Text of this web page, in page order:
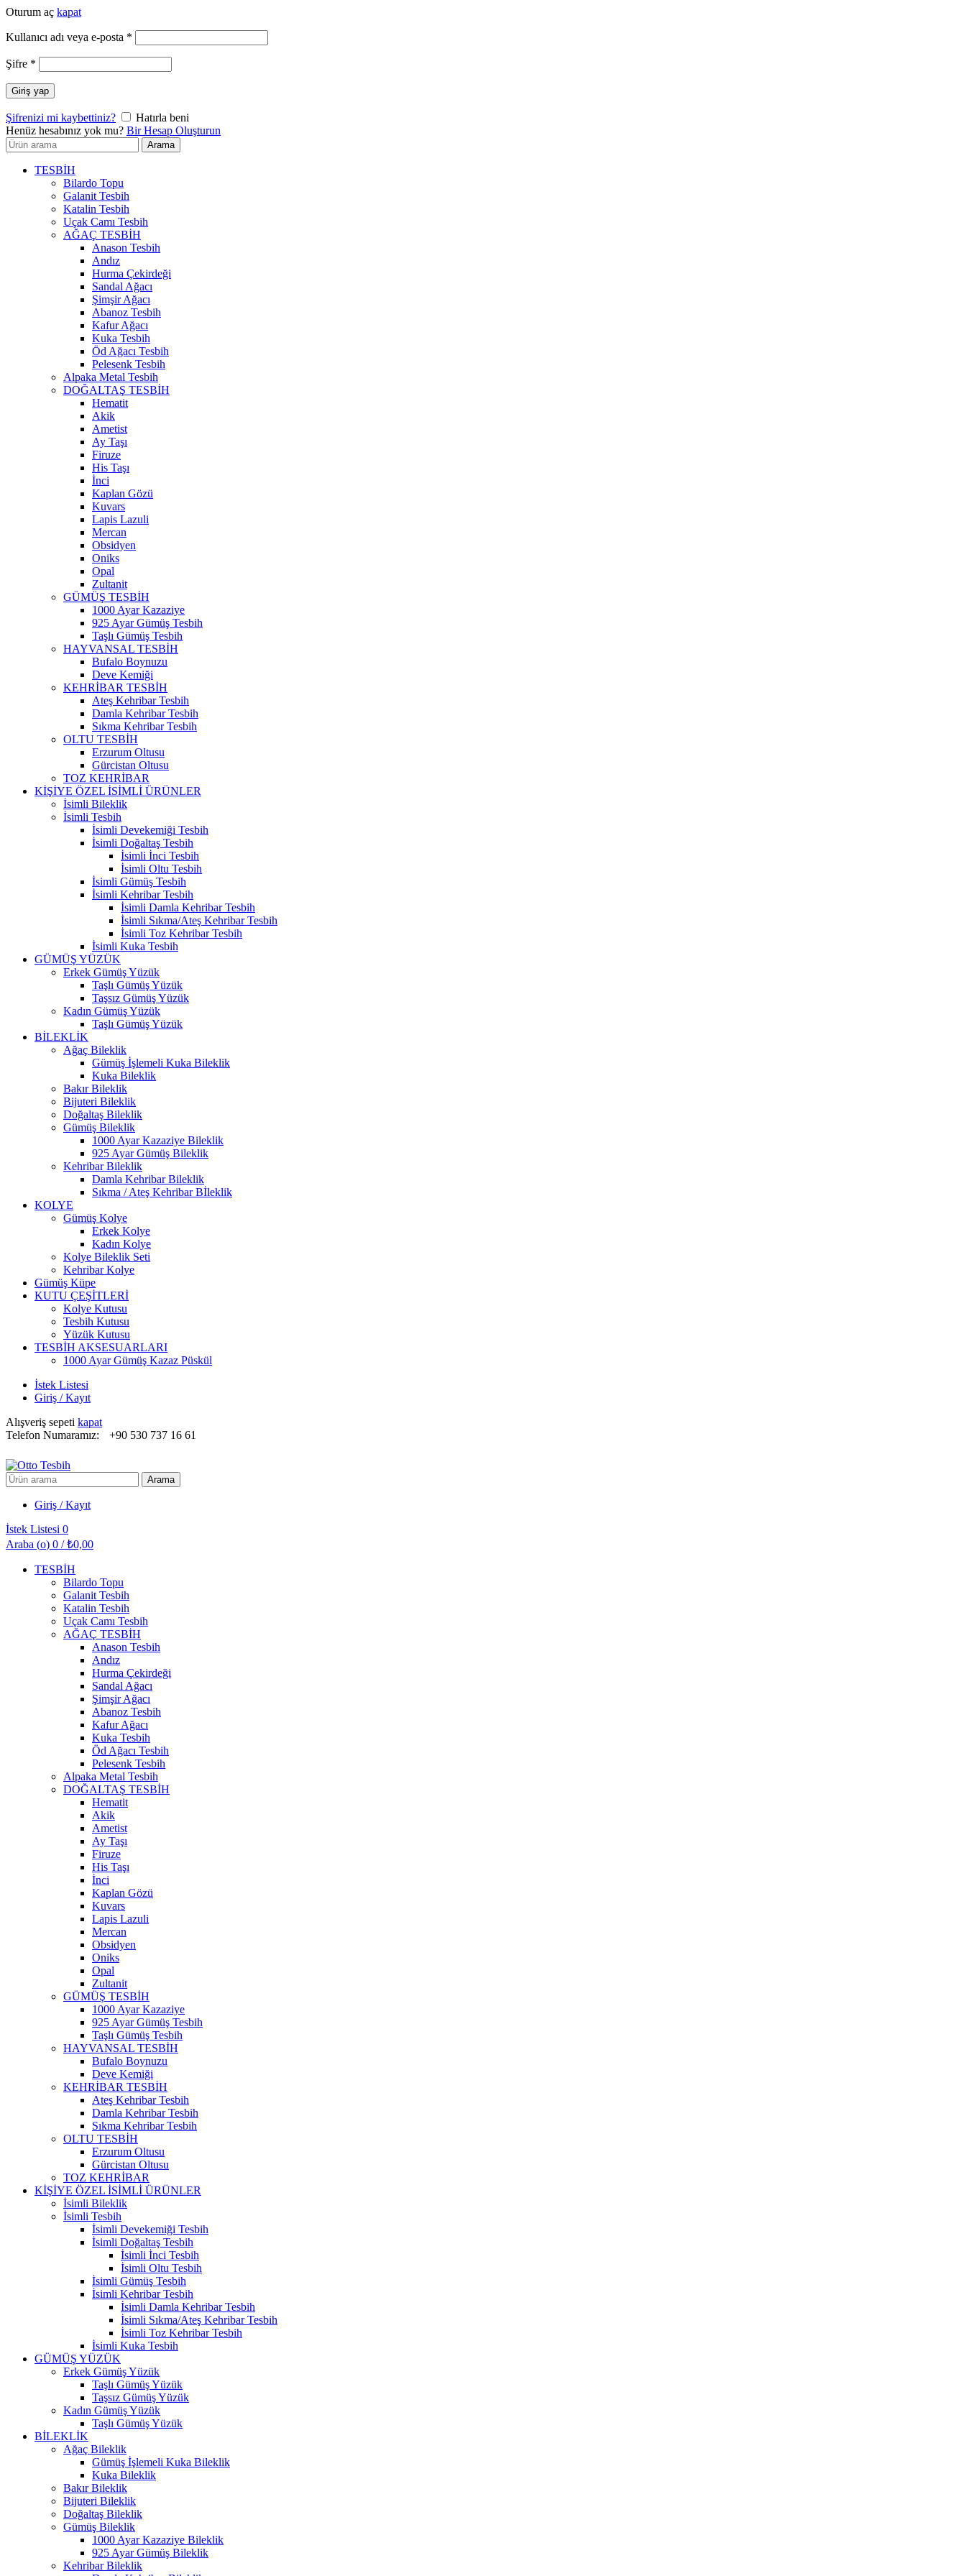
Oturum aç kapat
Kullanıcı adı veya e-posta *
Şifre *
Giriş yap
Şifrenizi mi kaybettiniz?
Hatırla beni
Henüz hesabınız yok mu? Bir Hesap Oluşturun
Arayın:
Arama
TESBİH
Bilardo Topu
Galanit Tesbih
Katalin Tesbih
Uçak Camı Tesbih
AĞAÇ TESBİH
Anason Tesbih
Andız
Hurma Çekirdeği
Sandal Ağacı
Şimşir Ağacı
Abanoz Tesbih
Kafur Ağacı
Kuka Tesbih
Öd Ağacı Tesbih
Pelesenk Tesbih
Alpaka Metal Tesbih
DOĞALTAŞ TESBİH
Hematit
Akik
Ametist
Ay Taşı
Firuze
His Taşı
İnci
Kaplan Gözü
Kuvars
Lapis Lazuli
Mercan
Obsidyen
Oniks
Opal
Zultanit
GÜMÜŞ TESBİH
1000 Ayar Kazaziye
925 Ayar Gümüş Tesbih
Taşlı Gümüş Tesbih
HAYVANSAL TESBİH
Bufalo Boynuzu
Deve Kemiği
KEHRİBAR TESBİH
Ateş Kehribar Tesbih
Damla Kehribar Tesbih
Sıkma Kehribar Tesbih
OLTU TESBİH
Erzurum Oltusu
Gürcistan Oltusu
TOZ KEHRİBAR
KİŞİYE ÖZEL İSİMLİ ÜRÜNLER
İsimli Bileklik
İsimli Tesbih
İsimli Devekemiği Tesbih
İsimli Doğaltaş Tesbih
İsimli İnci Tesbih
İsimli Oltu Tesbih
İsimli Gümüş Tesbih
İsimli Kehribar Tesbih
İsimli Damla Kehribar Tesbih
İsimli Sıkma/Ateş Kehribar Tesbih
İsimli Toz Kehribar Tesbih
İsimli Kuka Tesbih
GÜMÜŞ YÜZÜK
Erkek Gümüş Yüzük
Taşlı Gümüş Yüzük
Taşsız Gümüş Yüzük
Kadın Gümüş Yüzük
Taşlı Gümüş Yüzük
BİLEKLİK
Ağaç Bileklik
Gümüş İşlemeli Kuka Bileklik
Kuka Bileklik
Bakır Bileklik
Bijuteri Bileklik
Doğaltaş Bileklik
Gümüş Bileklik
1000 Ayar Kazaziye Bileklik
925 Ayar Gümüş Bileklik
Kehribar Bileklik
Damla Kehribar Bileklik
Sıkma / Ateş Kehribar Bİleklik
KOLYE
Gümüş Kolye
Erkek Kolye
Kadın Kolye
Kolye Bileklik Seti
Kehribar Kolye
Gümüş Küpe
KUTU ÇEŞİTLERİ
Kolye Kutusu
Tesbih Kutusu
Yüzük Kutusu
TESBİH AKSESUARLARI
1000 Ayar Gümüş Kazaz Püskül
İstek Listesi
Giriş / Kayıt
Alışveriş sepeti kapat
Telefon Numaramız:
+90 530 737 16 61
Arayın: Arama
Giriş / Kayıt
İstek Listesi 0
Araba (o) 0 / ₺0,00
TESBİH
Bilardo Topu
Galanit Tesbih
Katalin Tesbih
Uçak Camı Tesbih
AĞAÇ TESBİH
Anason Tesbih
Andız
Hurma Çekirdeği
Sandal Ağacı
Şimşir Ağacı
Abanoz Tesbih
Kafur Ağacı
Kuka Tesbih
Öd Ağacı Tesbih
Pelesenk Tesbih
Alpaka Metal Tesbih
DOĞALTAŞ TESBİH
Hematit
Akik
Ametist
Ay Taşı
Firuze
His Taşı
İnci
Kaplan Gözü
Kuvars
Lapis Lazuli
Mercan
Obsidyen
Oniks
Opal
Zultanit
GÜMÜŞ TESBİH
1000 Ayar Kazaziye
925 Ayar Gümüş Tesbih
Taşlı Gümüş Tesbih
HAYVANSAL TESBİH
Bufalo Boynuzu
Deve Kemiği
KEHRİBAR TESBİH
Ateş Kehribar Tesbih
Damla Kehribar Tesbih
Sıkma Kehribar Tesbih
OLTU TESBİH
Erzurum Oltusu
Gürcistan Oltusu
TOZ KEHRİBAR
KİŞİYE ÖZEL İSİMLİ ÜRÜNLER
İsimli Bileklik
İsimli Tesbih
İsimli Devekemiği Tesbih
İsimli Doğaltaş Tesbih
İsimli İnci Tesbih
İsimli Oltu Tesbih
İsimli Gümüş Tesbih
İsimli Kehribar Tesbih
İsimli Damla Kehribar Tesbih
İsimli Sıkma/Ateş Kehribar Tesbih
İsimli Toz Kehribar Tesbih
İsimli Kuka Tesbih
GÜMÜŞ YÜZÜK
Erkek Gümüş Yüzük
Taşlı Gümüş Yüzük
Taşsız Gümüş Yüzük
Kadın Gümüş Yüzük
Taşlı Gümüş Yüzük
BİLEKLİK
Ağaç Bileklik
Gümüş İşlemeli Kuka Bileklik
Kuka Bileklik
Bakır Bileklik
Bijuteri Bileklik
Doğaltaş Bileklik
Gümüş Bileklik
1000 Ayar Kazaziye Bileklik
925 Ayar Gümüş Bileklik
Kehribar Bileklik